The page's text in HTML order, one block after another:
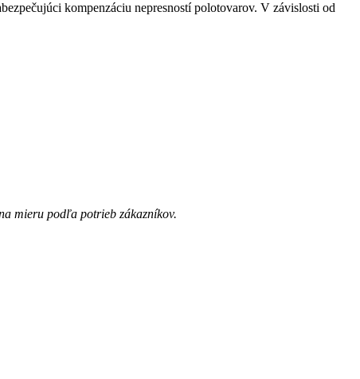
kompenzáciu nepresností polotovarov. V závislosti od
mieru podľa potrieb zákazníkov.